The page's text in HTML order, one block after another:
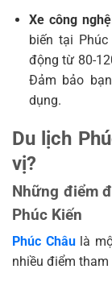
Xe công nghệ
biến tại
động từ 80-
Đảm bảo
dụng.
Du lịch
vị?
Những điểm
Phúc Kiến
Phúc Châulà
nhiều điểm